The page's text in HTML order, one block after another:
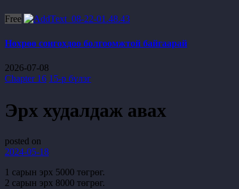
Free
Нөхрөө сонгохдоо болгоомжтой байгаарай
2026-07-08
Chapter 16 15-р бүлэг
Эрх худалдаж авах
posted on
2024-05-18
1 сарын эрх 5000 төгрөг.
2 сарын эрх 8000 төгрөг.